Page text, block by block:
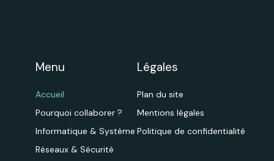
Menu
Accueil
Pourquoi collaborer ?
Informatique & Système
Réseaux & Sécurité
Légales
Plan du site
Mentions légales
Politique de confidentialité